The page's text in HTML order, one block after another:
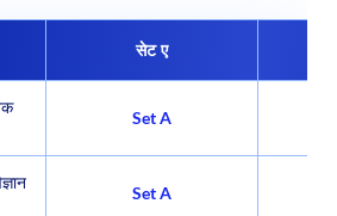
सेट ए
Set A
Set A